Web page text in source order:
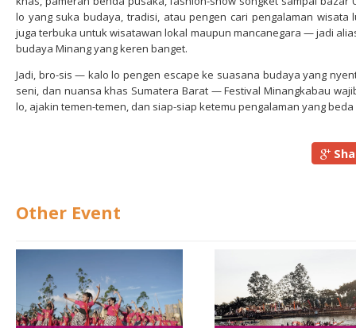
lo yang suka budaya, tradisi, atau pengen cari pengalaman wisata
juga terbuka untuk wisatawan lokal maupun mancanegara — jadi
budaya Minang yang keren banget.
Jadi, bro-sis — kalo lo pengen escape ke suasana budaya yang
seni, dan nuansa khas Sumatera Barat — Festival Minangkabau
lo, ajakin temen-temen, dan siap-siap ketemu pengalaman yang
Other Event